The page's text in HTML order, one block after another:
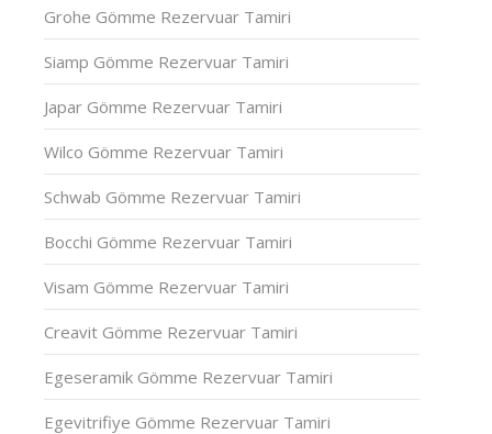
Grohe Gömme Rezervuar Tamiri
Siamp Gömme Rezervuar Tamiri
Japar Gömme Rezervuar Tamiri
Wilco Gömme Rezervuar Tamiri
Schwab Gömme Rezervuar Tamiri
Bocchi Gömme Rezervuar Tamiri
Visam Gömme Rezervuar Tamiri
Creavit Gömme Rezervuar Tamiri
Egeseramik Gömme Rezervuar Tamiri
Egevitrifiye Gömme Rezervuar Tamiri